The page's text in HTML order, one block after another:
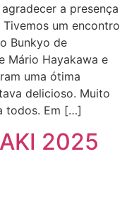
a presença
um encontro
Bunkyo de
Mário Hayakawa e
uma ótima
delicioso. Muito
todos. Em […]
2025